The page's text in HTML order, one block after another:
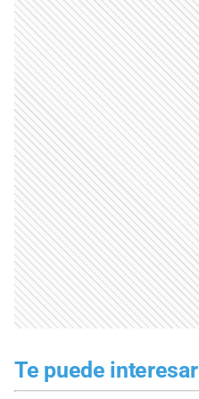
Te puede interesar